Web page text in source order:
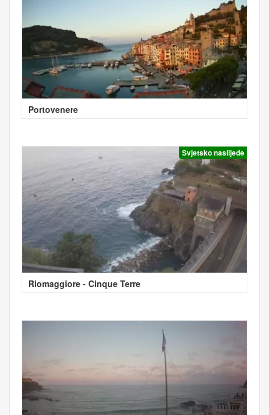
Portovenere
Svjetsko naslijeđe
Riomaggiore - Cinque Terre